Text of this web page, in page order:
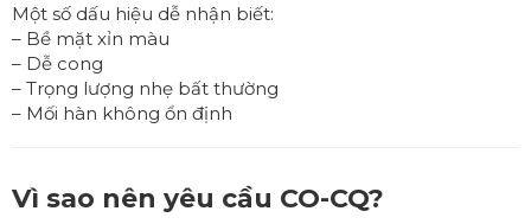
Một số dấu hiệu dễ nhận biết:
– Bề mặt xỉn màu
– Dễ cong
– Trọng lượng nhẹ bất thường
– Mối hàn không ổn định
Vì sao nên yêu cầu CO-CQ?